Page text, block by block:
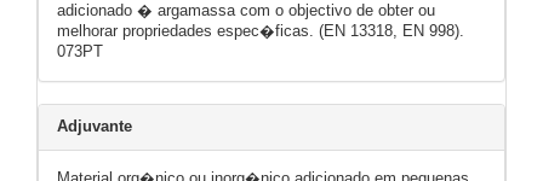
adicionado � argamassa com o objectivo de obter ou
melhorar propriedades espec�ficas. (EN 13318, EN 998).
073PT
Adjuvante